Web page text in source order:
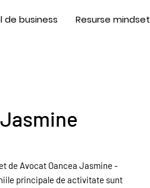
de business Resurse mindset
de Avocat Oancea Jasmine -
principale de activitate sunt